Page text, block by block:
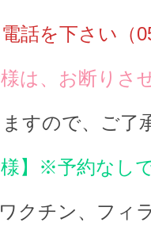
話を下さい（
は、お断りさ
すので、ご了
様】※予約なし
クチン、フィ